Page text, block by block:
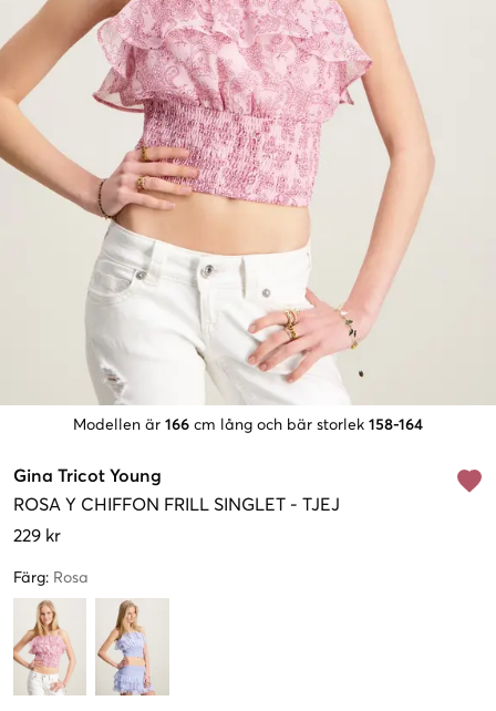
Modellen är 166 cm lång och bär storlek 158-164
Gina Tricot Young
ROSA Y CHIFFON FRILL SINGLET - TJEJ
229 kr
Färg: Rosa